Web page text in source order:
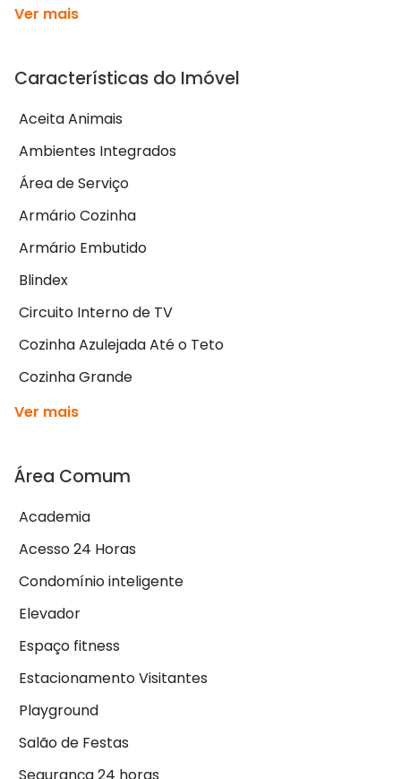
Ver mais
Características do Imóvel
Aceita Animais
Ambientes Integrados
Área de Serviço
Armário Cozinha
Armário Embutido
Blindex
Circuito Interno de TV
Cozinha Azulejada Até o Teto
Cozinha Grande
Ver mais
Área Comum
Academia
Acesso 24 Horas
Condomínio inteligente
Elevador
Espaço fitness
Estacionamento Visitantes
Playground
Salão de Festas